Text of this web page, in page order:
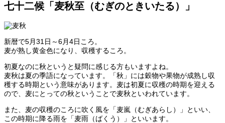
七十二候「麦秋至（むぎのときいたる）」
新暦で5月31日～6月4日ころ。
麦が熟し黄金色になり、収穫するころ。
初夏なのに秋というと疑問に感じる方もいますよね。
麦秋は夏の季語になっています。「秋」には穀物や果物が成熟し収
穫する時期という意味があります。麦は初夏に収穫の時期を迎える
ので、麦にとっての秋ということで麦秋といわれています。
また、麦の収穫のころに吹く風を「麦嵐（むぎあらし）」といい、
この時期に降る雨を「麦雨（ばくう）」といいます。